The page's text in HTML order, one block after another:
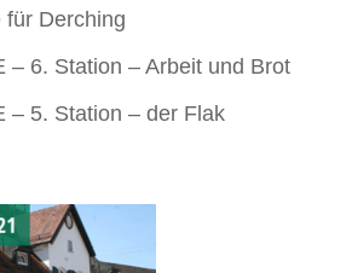
für Derching
– 6. Station – Arbeit und Brot
– 5. Station – der Flak